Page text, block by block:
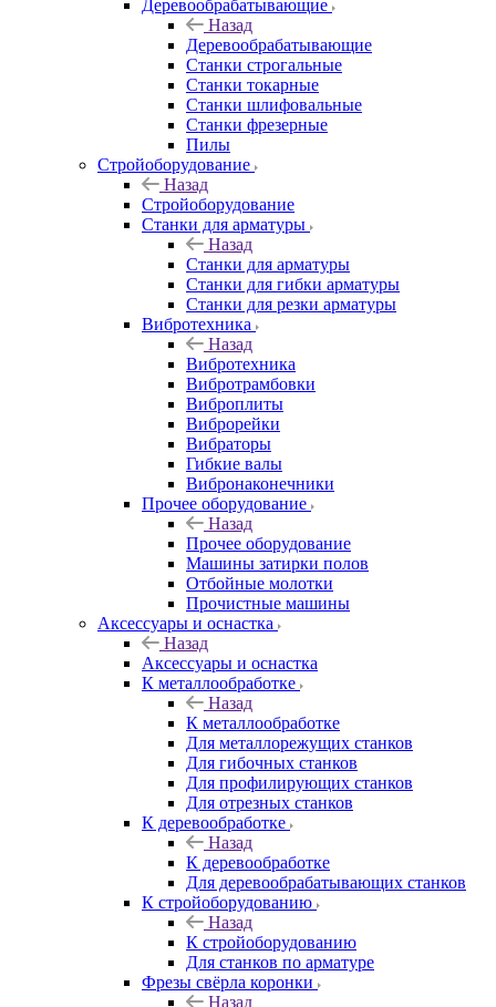
Деревообрабатывающие
Назад
Деревообрабатывающие
Станки строгальные
Станки токарные
Станки шлифовальные
Станки фрезерные
Пилы
Стройоборудование
Назад
Стройоборудование
Станки для арматуры
Назад
Станки для арматуры
Станки для гибки арматуры
Станки для резки арматуры
Вибротехника
Назад
Вибротехника
Вибротрамбовки
Виброплиты
Виброрейки
Вибраторы
Гибкие валы
Вибронаконечники
Прочее оборудование
Назад
Прочее оборудование
Машины затирки полов
Отбойные молотки
Прочистные машины
Аксeccyapы и оснастка
Назад
Аксeccyapы и оснастка
К металлообработке
Назад
К металлообработке
Для металлорежущих станков
Для гибочных станков
Для профилирующих станков
Для отрезных станков
К деревообработке
Назад
К деревообработке
Для деревообрабатывающих станков
К стройоборудованию
Назад
К стройоборудованию
Для станков по арматуре
Фрезы свёрла коронки
Назад